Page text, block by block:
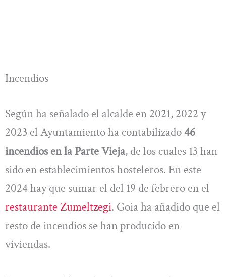
Incendios
Según ha señalado el alcalde en 2021, 2022 y
2023 el Ayuntamiento ha contabilizado 46
incendios en la Parte Vieja, de los cuales 13 han
sido en establecimientos hosteleros. En este
2024 hay que sumar el del 19 de febrero en el
restaurante Zumeltzegi. Goia ha añadido que el
resto de incendios se han producido en
viviendas.